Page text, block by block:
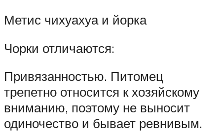
Метис чихуахуа и йорка
Чорки отличаются:
Привязанностью. Питомец
трепетно относится к хозяйскому
вниманию, поэтому не выносит
одиночество и бывает ревнивым.